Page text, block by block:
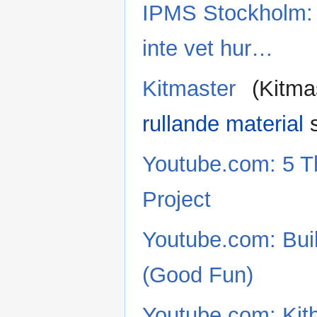
IPMS
inte vet hur…
Kitmaster
rullande material
Youtube.com: 5
Project
Youtube.com:
(Good Fun)